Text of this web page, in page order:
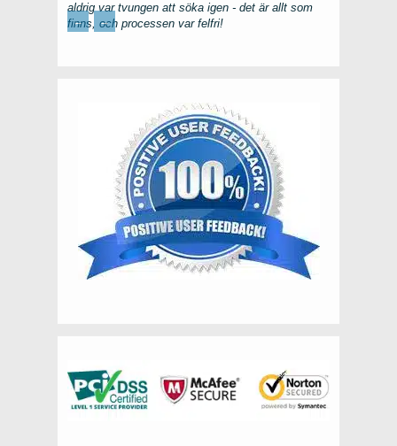
aldrig var tvungen att söka igen - det är allt som
finns, och processen var felfri!
← →